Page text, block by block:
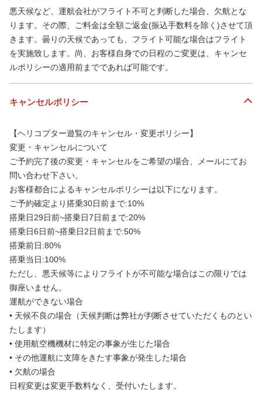
悪天候など、運航会社がフライト不可と判断した場合、欠航とな
ります。その際、ご料金は全額ご返金(振込手数料を除く)させて頂
きます。曇りの天候であっても、フライト可能な場合はフライト
を実施致します。尚、お客様自身での日程のご変更は、キャンセ
ルポリシーの適用前までであれば可能です。
キャンセルポリシー
【ヘリコプター遊覧のキャンセル・変更ポリシー】
変更・キャンセルについて
ご予約完了後の変更・キャンセルをご希望の場合、メールにてお
問い合わせ下さい。
お客様都合によるキャンセルポリシーは以下になります。
ご予約確定より搭乗30日前まで:10%
搭乗日29日前~搭乗日7日前まで:20%
搭乗日6日前~搭乗日2日前まで:50%
搭乗前日:80%
搭乗当日:100%
ただし、悪天候等によりフライトが不可能な場合はこの限りでは
御座いません。
運航ができない場合
• 天候不良の場合（天候判断は弊社が判断させていただくものとい
たします）
• 使用航空機機材に特定の事象が生じた場合
• その他運航に支障をきたす事象が発生した場合
• 欠航の場合
日程変更は変更手数料なく、受付いたします。